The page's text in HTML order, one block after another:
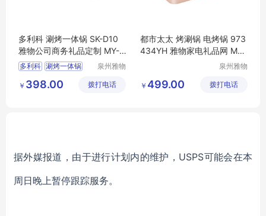
多利科 涮烤一体锅 SK-D10
雅物公司商务礼品定制 MY-Y
DSY-(T)-15
多利科 涮烤一体锅
公司商务礼品定制
MY
泉州雅物
公司
￥ 398.00 拨打电话
都市太太 烤涮锅 电烤锅 973
434YH 雅物家电礼品网 MY-
泉州雅物
公司
￥ 499.00 拨打电话
据外媒报道，由于进行计划内的维护，USPS可能会在本
周日晚上暂停跟踪服务。